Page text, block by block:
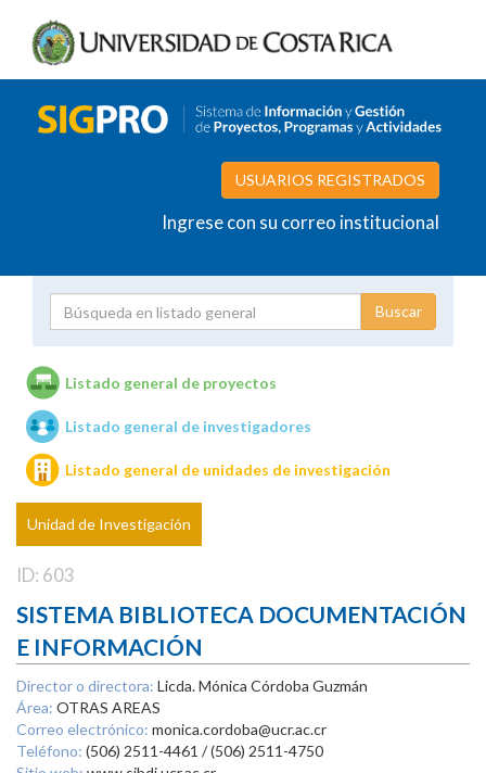
USUARIOS REGISTRADOS
Ingrese con su correo institucional
Unidades de investigación
Listado general de proyectos
Listado general de investigadores
Listado general de unidades de investigación
Unidad de Investigación
ID: 603
SISTEMA BIBLIOTECA DOCUMENTACIÓN
E INFORMACIÓN
Director o directora: Licda. Mónica Córdoba Guzmán
Área: OTRAS AREAS
Correo electrónico: monica.cordoba@ucr.ac.cr
Teléfono: (506) 2511-4461 / (506) 2511-4750